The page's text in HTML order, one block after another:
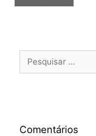
Comentários